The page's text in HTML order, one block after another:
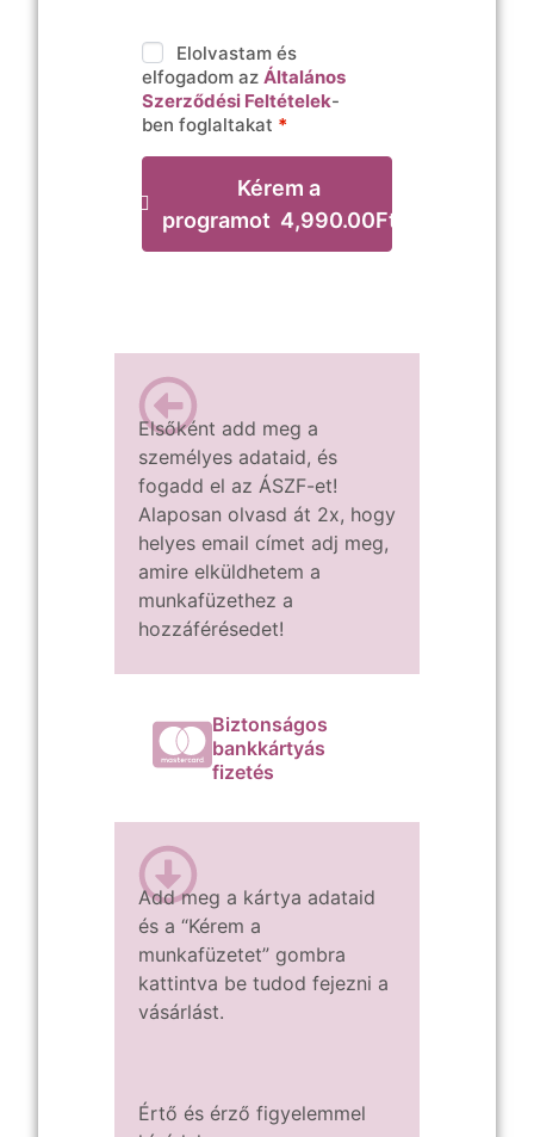
Elolvastam és
elfogadom az Általános
Szerződési Feltételek-
ben foglaltakat *
Kérem a
programot 4,990.00Ft
Elsőként add meg a
személyes adataid, és
fogadd el az ÁSZF-et!
Alaposan olvasd át 2x, hogy
helyes email címet adj meg,
amire elküldhetem a
munkafüzethez a
hozzáférésedet!
Biztonságos
bankkártyás
fizetés
Add meg a kártya adataid
és a “Kérem a
munkafüzetet” gombra
kattintva be tudod fejezni a
vásárlást.
Értő és érző figyelemmel